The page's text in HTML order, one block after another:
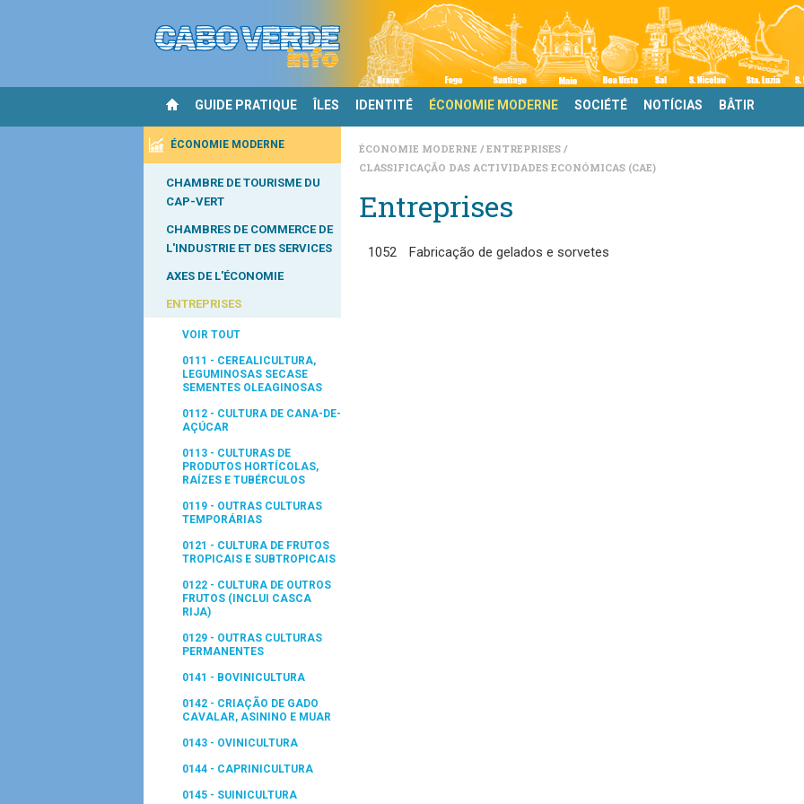
GUIDE PRATIQUE ÎLES IDENTITÉ ÉCONOMIE MODERNE SOCIÉTÉ NOTÍCIAS BÂTIR
ÉCONOMIE MODERNE
CHAMBRE DE TOURISME DU
CAP-VERT
CHAMBRES DE COMMERCE DE
L'INDUSTRIE ET DES SERVICES
AXES DE L'ÉCONOMIE
ENTREPRISES
VOIR TOUT
0111 - CEREALICULTURA,
LEGUMINOSAS SECASE
SEMENTES OLEAGINOSAS
0112 - CULTURA DE CANA-DE-
AÇÚCAR
0113 - CULTURAS DE
PRODUTOS HORTÍCOLAS,
RAÍZES E TUBÉRCULOS
0119 - OUTRAS CULTURAS
TEMPORÁRIAS
0121 - CULTURA DE FRUTOS
TROPICAIS E SUBTROPICAIS
0122 - CULTURA DE OUTROS
FRUTOS (INCLUI CASCA
RIJA)
0129 - OUTRAS CULTURAS
PERMANENTES
0141 - BOVINICULTURA
0142 - CRIAÇÃO DE GADO
CAVALAR, ASININO E MUAR
0143 - OVINICULTURA
0144 - CAPRINICULTURA
0145 - SUINICULTURA
ÉCONOMIE MODERNE
ENTREPRISES
CLASSIFICAÇÃO DAS ACTIVIDADES ECONÓMICAS (CAE)
Entreprises
1052 Fabricação de gelados e sorvetes